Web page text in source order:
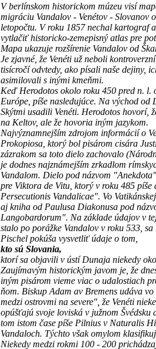
V berlínskom historickom múzeu visí
migráciu Vandalov - Venétov - Slovanov
letopočtu. V roku 1857 nechal kartograf
vytlačiť historicko-zemepisný atlas pre
Mapa ukazuje rozšírenie Vandalov od
Je zjavné, že Venéti už neboli
tisícročí odvtedy, ako písali naše dejiny,
asimilovali s inými kmeňmi.
Keď Herodotos okolo roku 450 pred n. l.
Európe, píše nasledujúce. Na východ od
Skýtmi usadili Venéti. Herodotos hovorí,
na Keltov, ale že hovoria iným jazykom.
Najvýznamnejším zdrojom informácií o
Prokopiosa, ktorý bol pisárom cisára
zázrakom sa toto dielo zachovalo
je dodnes najznámejším zrkadlom
Vandalom. Dielo pod názvom
pre Viktora de Vitu, ktorý v roku 485
Persecutionis Vandalicae". Vo
aj kniha od Paulusa Diakonusa pod
Langobardorum". Na základe údajov v
stalo po porážke Vandalov v roku 533,
Pischel pokúša vysvetliť údaje o tom,
kto sú Slovania,
ktorí sa objavili v ústí Dunaja niekedy
Zaujímavým historickým javom je, že
iným pisárom vieme viac o udalostiach
ňom. Biskup Adam av Bremens udáva
medzi ostrovmi na severe", že Venéti
opúšťajú svoje loviská v južnom Švédsku
tom istom čase píše Pilnius v Naturalis
Vandaloch. Týchto však omylom
Niekedy medzi rokmi 100 - 200